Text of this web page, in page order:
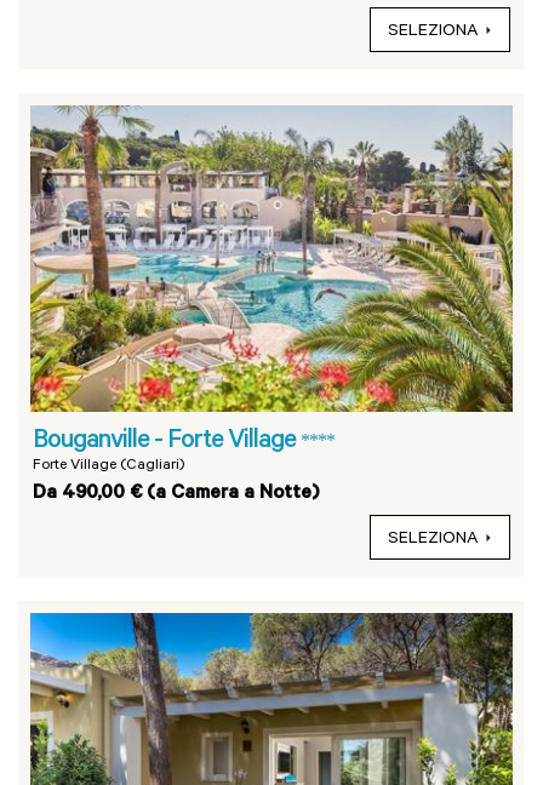
SELEZIONA
Bouganville - Forte Village ****
Forte Village (Cagliari)
Da 490,00 € (a Camera a Notte)
SELEZIONA